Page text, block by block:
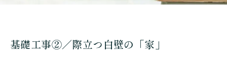
基礎工事②／際立つ白壁の「家」